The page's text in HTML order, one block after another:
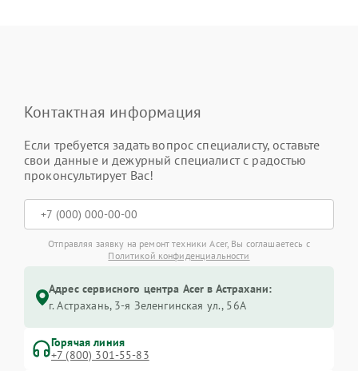
Контактная информация
Если требуется задать вопрос специалисту, оставьте
свои данные и дежурный специалист с радостью
проконсультирует Вас!
Отправляя заявку на ремонт техники Acer, Вы соглашаетесь с
Политикой конфиденциальности
Адрес сервисного центра Acer в Астрахани:
г. Астрахань, 3-я Зеленгинская ул., 56А
Горячая линия
+7 (800) 301-55-83